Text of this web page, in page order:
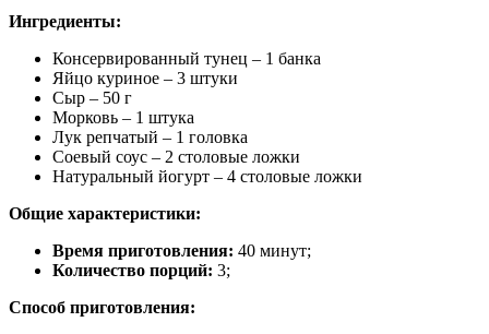
Ингредиенты:
Консервированный тунец – 1 банка
Яйцо куриное – 3 штуки
Сыр – 50 г
Морковь – 1 штука
Лук репчатый – 1 головка
Соевый соус – 2 столовые ложки
Натуральный йогурт – 4 столовые ложки
Общие характеристики:
Время приготовления: 40 минут;
Количество порций: 3;
Способ приготовления: